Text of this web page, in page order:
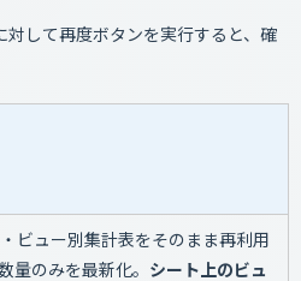
対して再度ボタンを実行すると、確
ビュー別集計表をそのまま再利用
量のみを最新化。 シート上のビュ